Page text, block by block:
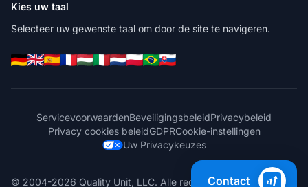
Kies uw taal
Selecteer uw gewenste taal om door de site te navigeren.
ServicevoorwaardenBeveiligingsbeleidPrivacybeleid
Privacy cookies beleidGDPRCookie-instellingen
Uw Privacykeuzes
© 2004-2026 Quality Unit, LLC. Alle rechten voorbehouden.
Contact